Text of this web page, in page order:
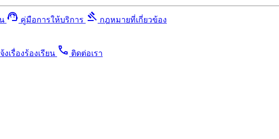
support_agent คู่มือการให้บริการ gavel กฎหมายที่เกี่ยวข้อง
งเรื่องร้องเรียน call ติดต่อเรา